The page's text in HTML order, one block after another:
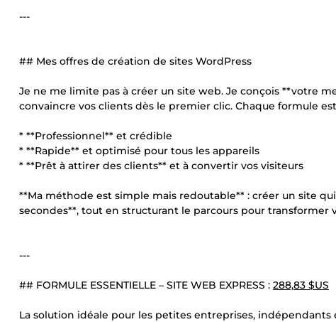
---
## Mes offres de création de sites WordPress
Je ne me limite pas à créer un site web. Je conçois **votre
convaincre vos clients dès le premier clic. Chaque formule
* **Professionnel** et crédible
* **Rapide** et optimisé pour tous les appareils
* **Prêt à attirer des clients** et à convertir vos visiteurs
**Ma méthode est simple mais redoutable** : créer un site
secondes**, tout en structurant le parcours pour transformer
---
## FORMULE ESSENTIELLE – SITE WEB EXPRESS : 288,83 $US
La solution idéale pour les petites entreprises,